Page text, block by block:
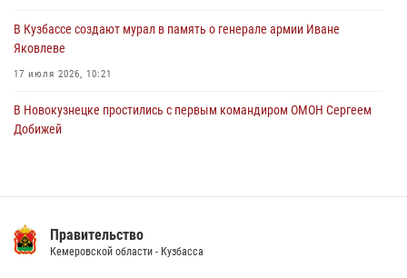
В Кузбассе создают мурал в память о генерале армии Иване
Яковлеве
17 июля 2026, 10:21
В Новокузнецке простились с первым командиром ОМОН Сергеем
Добижей
14 июля 2026, 08:52 1
Правительство
Кемеровской области - Кузбасса